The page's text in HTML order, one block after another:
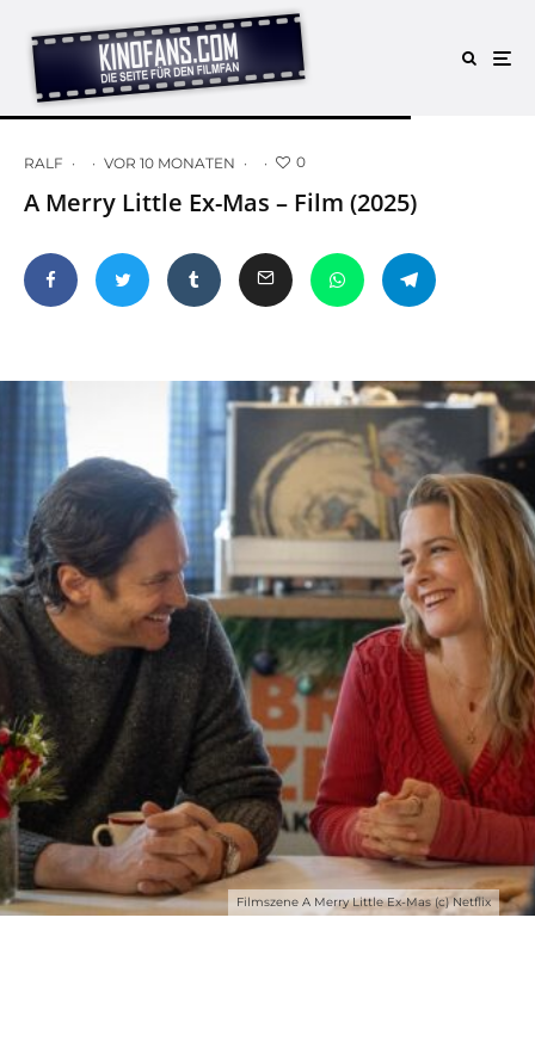
RALF · · VOR 10 MONATEN · · 0
A Merry Little Ex-Mas – Film (2025)
Filmszene A Merry Little Ex-Mas (c) Netflix